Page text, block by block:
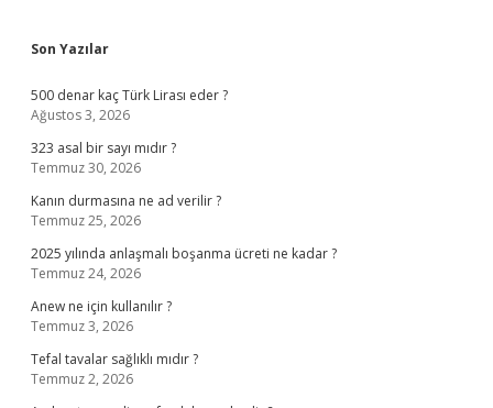
Sidebar
Son Yazılar
500 denar kaç Türk Lirası eder ?
Ağustos 3, 2026
323 asal bir sayı mıdır ?
Temmuz 30, 2026
Kanın durmasına ne ad verilir ?
Temmuz 25, 2026
2025 yılında anlaşmalı boşanma ücreti ne kadar ?
Temmuz 24, 2026
Anew ne için kullanılır ?
Temmuz 3, 2026
Tefal tavalar sağlıklı mıdır ?
Temmuz 2, 2026